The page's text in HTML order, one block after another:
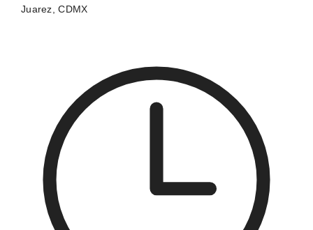
Juarez, CDMX